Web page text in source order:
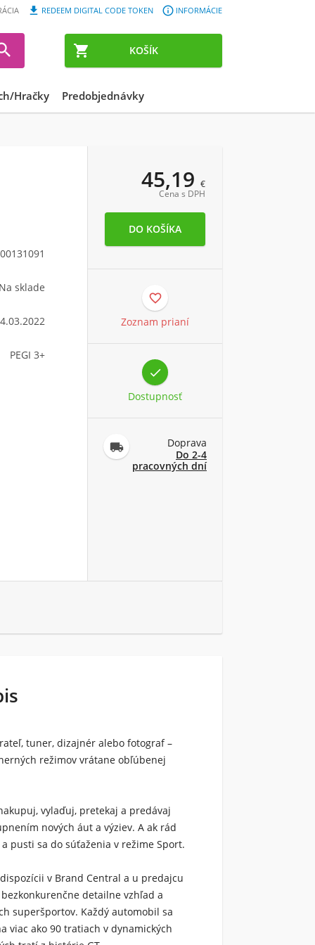
 KOŠÍK
 INFORMÁCIE
 REDEEM DIGITAL CODE TOKEN
Hračky Predobjednávky
Na sklade
PEGI 3+
45,19 €
Cena s DPH

Zoznam prianí

Dostupnosť

Doprava
Do 2-4
pracovných dní
tuner, dizajnér alebo fotograf –
režimov vrátane obľúbenej
vylaďuj, pretekaj a predávaj
nových áut a výziev. A ak rád
pusti sa do súťaženia v režime Sport.
v Brand Central a u predajcu
detailne vzhľad a
superšportov. Každý automobil sa
viac ako 90 tratiach v dynamických